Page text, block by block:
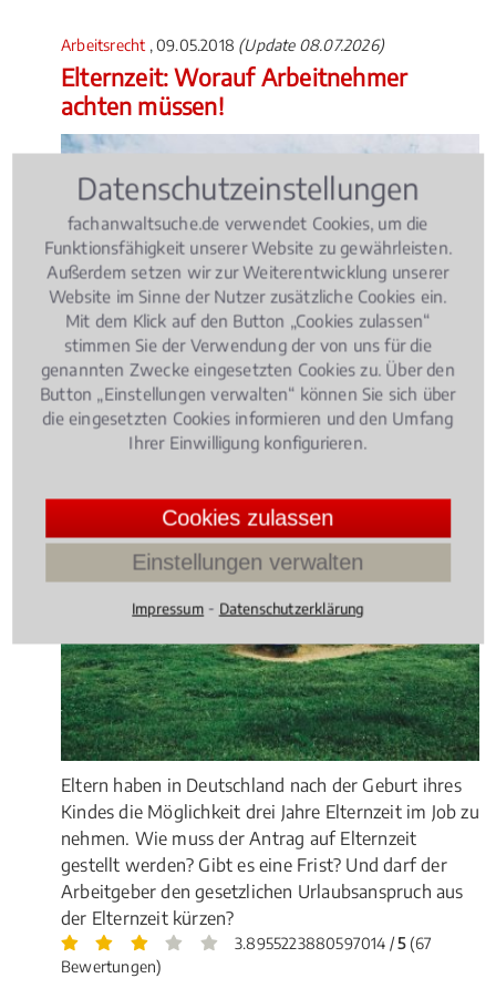
Arbeitsrecht , 09.05.2018 (Update 08.07.2026)
Elternzeit: Worauf Arbeitnehmer
achten müssen!
Eltern haben in Deutschland nach der Geburt ihres
Kindes die Möglichkeit drei Jahre Elternzeit im Job zu
nehmen. Wie muss der Antrag auf Elternzeit
gestellt werden? Gibt es eine Frist? Und darf der
Arbeitgeber den gesetzlichen Urlaubsanspruch aus
der Elternzeit kürzen?
3.8955223880597014 /5(67
Bewertungen)
Datenschutzeinstellungen
fachanwaltsuche.de verwendet Cookies, um die
Funktionsfähigkeit unserer Website zu gewährleisten.
Außerdem setzen wir zur Weiterentwicklung unserer
Website im Sinne der Nutzer zusätzliche Cookies ein.
Mit dem Klick auf den Button „Cookies zulassen“
stimmen Sie der Verwendung der von uns für die
genannten Zwecke eingesetzten Cookies zu. Über den
Button „Einstellungen verwalten“ können Sie sich über
die eingesetzten Cookies informieren und den Umfang
Ihrer Einwilligung konfigurieren.
Cookies zulassen
Einstellungen verwalten
Impressum ⁃ Datenschutzerklärung